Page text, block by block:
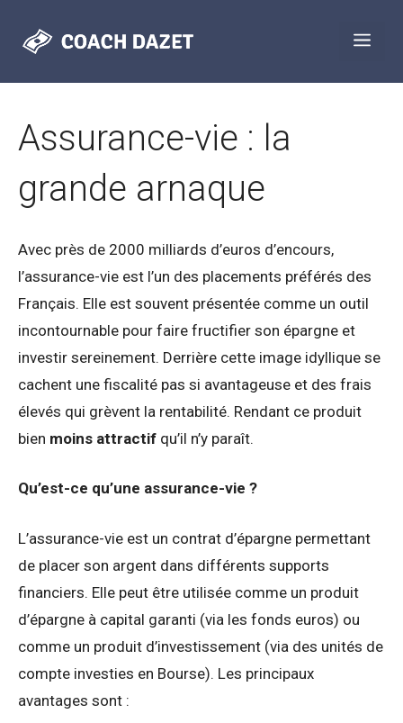
Assurance-vie : la
grande arnaque
Avec près de 2000 milliards d’euros d’encours,
l’assurance-vie est l’un des placements préférés des
Français. Elle est souvent présentée comme un outil
incontournable pour faire fructifier son épargne et
investir sereinement. Derrière cette image idyllique se
cachent une fiscalité pas si avantageuse et des frais
élevés qui grèvent la rentabilité. Rendant ce produit
bien moins attractif qu’il n’y paraît.
Qu’est-ce qu’une assurance-vie ?
L’assurance-vie est un contrat d’épargne permettant
de placer son argent dans différents supports
financiers. Elle peut être utilisée comme un produit
d’épargne à capital garanti (via les fonds euros) ou
comme un produit d’investissement (via des unités de
compte investies en Bourse). Les principaux
avantages sont :